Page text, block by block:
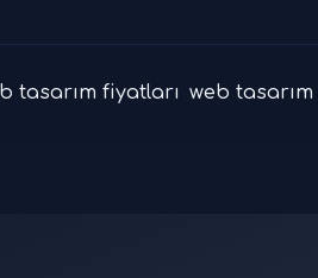
tasarım fiyatları web